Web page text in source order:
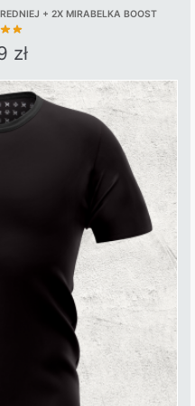
+ 2X MIRABELKA BOOST
zł